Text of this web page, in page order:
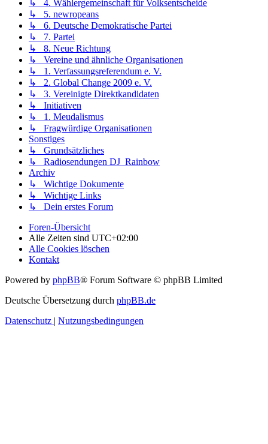
↳ 4. Wählergemeinschaft für Volksentscheide
↳ 5. newropeans
↳ 6. Deutsche Demokratische Partei
↳ 7. Partei
↳ 8. Neue Richtung
↳ Vereine und ähnliche Organisationen
↳ 1. Verfassungsreferendum e. V.
↳ 2. Global Change 2009 e. V.
↳ 3. Vereinigte Direktkandidaten
↳ Initiativen
↳ 1. Meudalismus
↳ Fragwürdige Organisationen
Sonstiges
↳ Grundsätzliches
↳ Radiosendungen DJ_Rainbow
Archiv
↳ Wichtige Dokumente
↳ Wichtige Links
↳ Dein erstes Forum
Foren-Übersicht
Alle Zeiten sind UTC+02:00
Alle Cookies löschen
Kontakt
Powered by phpBB® Forum Software © phpBB Limited
Deutsche Übersetzung durch phpBB.de
Datenschutz | Nutzungsbedingungen